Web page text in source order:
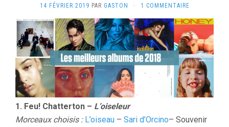
14 FÉVRIER 2019 PAR GASTON · 1 COMMENTAIRE
1. Feu! Chatterton – L’oiseleur
Morceaux choisis : L’oiseau – Sari d’Orcino– Souvenir